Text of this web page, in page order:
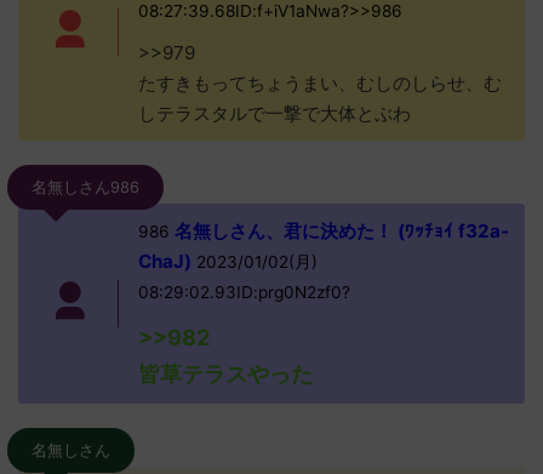
08:27:39.68ID:f+iV1aNwa?>>986
>>979
たすきもってちょうまい、むしのしらせ、む
しテラスタルで一撃で大体とぶわ
名無しさん986
986 名無しさん、君に決めた！ (ﾜｯﾁｮｲ f32a-
ChaJ) 2023/01/02(月)
08:29:02.93ID:prg0N2zf0?
>>982
皆草テラスやった
名無しさん